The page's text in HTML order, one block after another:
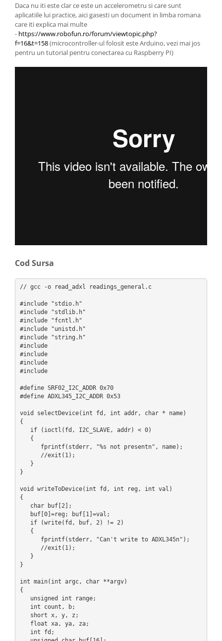
Daca nu iti este clar ce este un accelerometru si care sunt
aplicatiile lui practice, aici gasesti un document in limba romana
care iti explica mai multe
- https://www.robofun.ro/forum/viewtopic.php?
f=16&t=158(microcontroller-ul folosit este Arduino, vezi mai jos
pentru un tutorial pentru conectarea cu Raspberry PI)
Cod Sursa
// gcc -o read_adxl readings_general.c
#include "stdio.h"
#include "stdlib.h"
#include "fcntl.h"
#include "unistd.h"
#include "string.h"
#include
#include
#include
#include
#define SRF02_I2C_ADDR 0x70
#define ADXL345_I2C_ADDR 0x53
void selectDevice(int fd, int addr, char * name)
{
   if (ioctl(fd, I2C_SLAVE, addr) < 0)
   {
      fprintf(stderr, "%s not presentn", name);
      //exit(1);
   }
}
void writeToDevice(int fd, int reg, int val)
{
   char buf[2];
   buf[0]=reg; buf[1]=val;
   if (write(fd, buf, 2) != 2)
   {
      fprintf(stderr, "Can't write to ADXL345n");
      //exit(1);
   }
}
int main(int argc, char **argv)
{
   unsigned int range;
   int count, b;
   short x, y, z;
   float xa, ya, za;
   int fd;